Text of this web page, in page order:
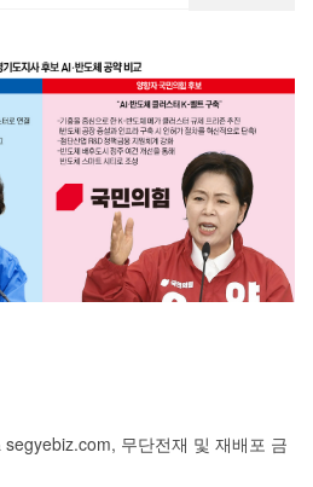
무단전재 및 재배포 금